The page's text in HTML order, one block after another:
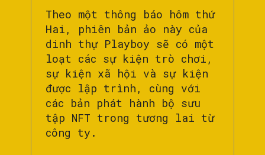
Theo một thông báo hôm thứ
Hai, phiên bản ảo này của
dinh thự Playboy sẽ có một
loạt các sự kiện trò chơi,
sự kiện xã hội và sự kiện
được lập trình, cùng với
các bản phát hành bộ sưu
tập NFT trong tương lai từ
công ty.